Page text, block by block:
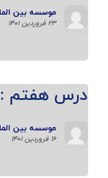
موسسه بین
۲۳ فروردین ۱۴۰۱
درس هفتم :
موسسه بین
۱۶ فروردین ۱۴۰۱